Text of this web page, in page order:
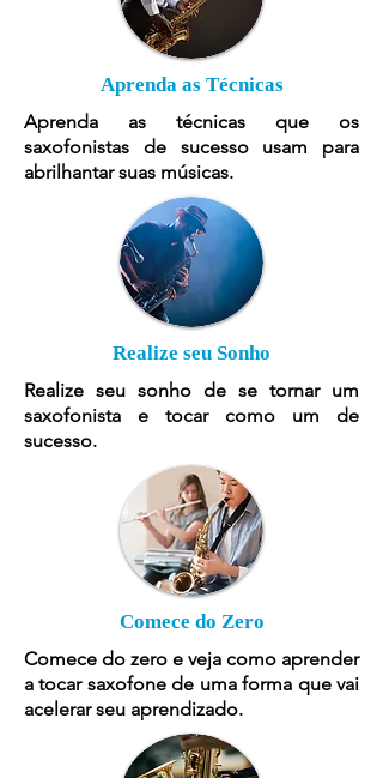
Aprenda as Técnicas
Aprenda as técnicas que os
saxofonistas de sucesso usam para
abrilhantar suas músicas.
Realize seu Sonho
Realize seu sonho de se tornar um
saxofonista e tocar como um de
sucesso.
Comece do Zero
Comece do zero e veja como aprender
a tocar saxofone de uma forma que vai
acelerar seu aprendizado.